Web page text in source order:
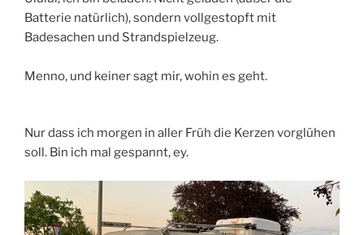
Batterie natürlich), sondern vollgestopft mit
Badesachen und Strandspielzeug.
Menno, und keiner sagt mir, wohin es geht.
Nur dass ich morgen in aller Früh die Kerzen vorglühen
soll. Bin ich mal gespannt, ey.